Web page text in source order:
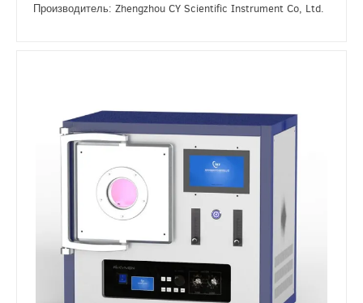
Производитель: Zhengzhou CY Scientific Instrument Co, Ltd.